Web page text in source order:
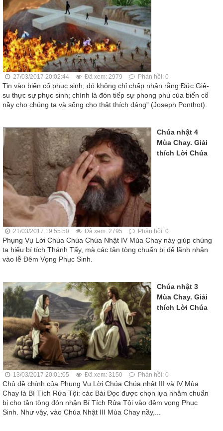
27/03/2017 20:02:44 Đã xem: 2979 Phản hồi: 0
Tin vào biến cố phục sinh, đó không chỉ chấp nhận rằng Đức Giê-
su thực sự phục sinh; chính là đón tiếp sự phong phú của biến cố
nầy cho chúng ta và sống cho thật thích đáng” (Joseph Ponthot).
Chúa nhật 4
Mùa Chay. Giải
thích Lời Chúa
21/03/2017 19:55:50 Đã xem: 2795 Phản hồi: 0
Phụng Vụ Lời Chúa Chúa Chúa Nhật IV Mùa Chay này giúp chúng
ta hiểu bí tích Thánh Tẩy, mà các tân tòng chuẩn bị để lãnh nhận
vào lễ Đêm Vọng Phục Sinh.
Chúa nhật 3
Mùa Chay. Giải
thích Lời Chúa
13/03/2017 20:01:05 Đã xem: 3150 Phản hồi: 0
Chủ đề chính của Phụng Vụ Lời Chúa Chúa nhật III và IV Mùa
Chay là Bí Tích Rửa Tội: các Bài Đọc được chọn lựa nhằm chuẩn
bị cho tân tòng đón nhận Bí Tích Rửa Tội vào đêm vọng Phục
Sinh. Như vậy, vào Chúa Nhật III Mùa Chay nầy,...